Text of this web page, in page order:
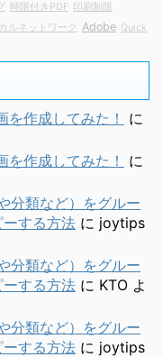
時限付きPDF 印刷制限
ルネットワーク Adobe Quick
作成してみた！
に
作成してみた！
に
分類など）をグルー
する方法 に joytips
分類など）をグルー
する方法 に KTO よ
分類など）をグルー
する方法 に joytips